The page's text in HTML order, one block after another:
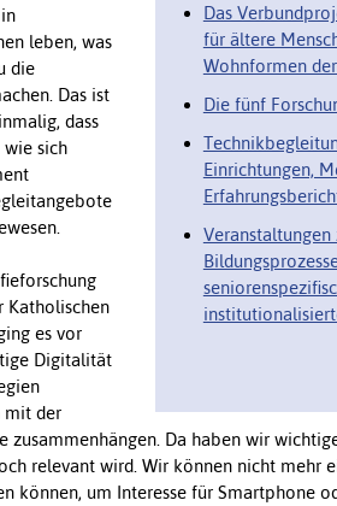
Das
für ältere
Wohnformen
Die fünf
Einrichtungen,
leben, was
die
Das ist
dass
wie sich
Katholischen
es vor
Digitalität
mit der
Da haben wir
relevant wird. Wir können nicht mehr
können, um Interesse für Smartphone